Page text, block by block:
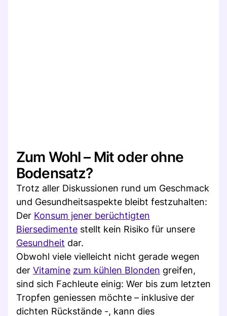
Zum Wohl – Mit oder ohne
Bodensatz?
Trotz aller Diskussionen rund um Geschmack
und Gesundheitsaspekte bleibt festzuhalten:
Der Konsum jener berüchtigten
Biersedimente stellt kein Risiko für unsere
Gesundheit dar.
Obwohl viele vielleicht nicht gerade wegen
der Vitamine zum kühlen Blonden greifen,
sind sich Fachleute einig: Wer bis zum letzten
Tropfen geniessen möchte – inklusive der
dichten Rückstände -, kann dies